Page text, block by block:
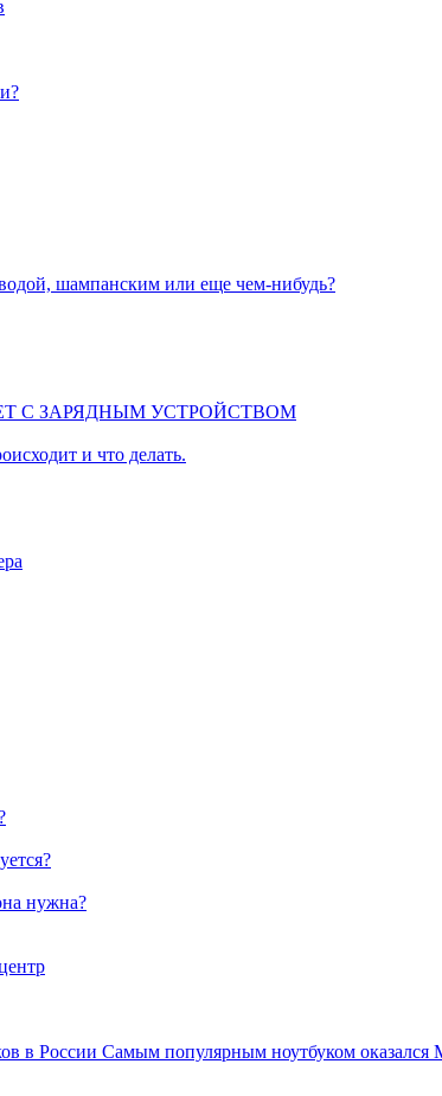
шампанским или еще чем-нибудь?
С ЗАРЯДНЫМ УСТРОЙСТВОМ
и что делать.
нужна?
в России Самым популярным ноутбуком оказался